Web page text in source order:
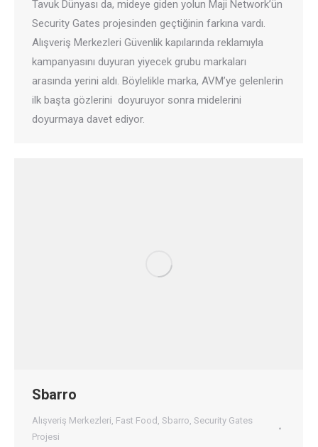
Tavuk Dünyası da, mideye giden yolun Maji Network’ün
Security Gates projesinden geçtiğinin farkına vardı.
Alışveriş Merkezleri Güvenlik kapılarında reklamıyla
kampanyasını duyuran yiyecek grubu markaları
arasında yerini aldı. Böylelikle marka, AVM’ye gelenlerin
ilk başta gözlerini doyuruyor sonra midelerini
doyurmaya davet ediyor.
Sbarro
Alışveriş Merkezleri, Fast Food , Sbarro, Security Gates
Projesi